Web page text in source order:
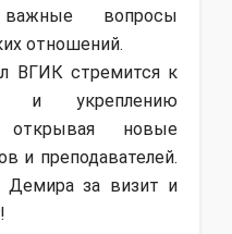
вопросы
отношений.
ВГИК стремится к
и укреплению
открывая новые
и преподавателей.
Демира за визит и